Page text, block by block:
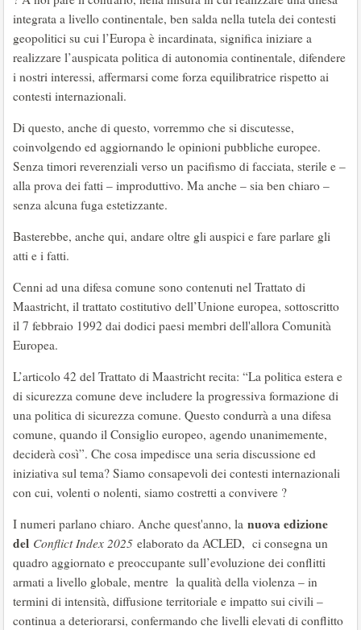
integrata a livello continentale, ben salda nella tutela dei contesti
geopolitici su cui l’Europa è incardinata, significa iniziare a
realizzare l’auspicata politica di autonomia continentale, difendere
i nostri interessi, affermarsi come forza equilibratrice rispetto ai
contesti internazionali.
Di questo, anche di questo, vorremmo che si discutesse,
coinvolgendo ed aggiornando le opinioni pubbliche europee.
Senza timori reverenziali verso un pacifismo di facciata, sterile e –
alla prova dei fatti – improduttivo. Ma anche – sia ben chiaro –
senza alcuna fuga estetizzante.
Basterebbe, anche qui, andare oltre gli auspici e fare parlare gli
atti e i fatti.
Cenni ad una difesa comune sono contenuti nel Trattato di
Maastricht, il trattato costitutivo dell’Unione europea, sottoscritto
il 7 febbraio 1992 dai dodici paesi membri dell'allora Comunità
Europea.
L’articolo 42 del Trattato di Maastricht recita: “La politica estera e
di sicurezza comune deve includere la progressiva formazione di
una politica di sicurezza comune. Questo condurrà a una difesa
comune, quando il Consiglio europeo, agendo unanimemente,
deciderà così”. Che cosa impedisce una seria discussione ed
iniziativa sul tema? Siamo consapevoli dei contesti internazionali
con cui, volenti o nolenti, siamo costretti a convivere ?
I numeri parlano chiaro. Anche quest'anno, la nuova edizione
del Conflict Index 2025 elaborato da ACLED, ci consegna un
quadro aggiornato e preoccupante sull’evoluzione dei conflitti
armati a livello globale, mentre la qualità della violenza – in
termini di intensità, diffusione territoriale e impatto sui civili –
continua a deteriorarsi, confermando che livelli elevati di conflitto